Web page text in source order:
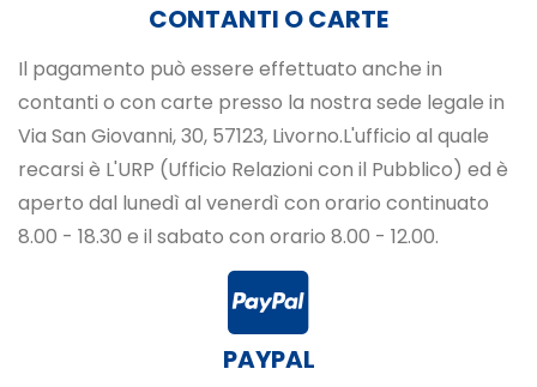
CONTANTI O CARTE
Il pagamento può essere effettuato anche in
contanti o con carte presso la nostra sede legale in
Via San Giovanni, 30, 57123, Livorno.L'ufficio al quale
recarsi è L'URP (Ufficio Relazioni con il Pubblico) ed è
aperto dal lunedì al venerdì con orario continuato
8.00 - 18.30 e il sabato con orario 8.00 - 12.00.
PAYPAL